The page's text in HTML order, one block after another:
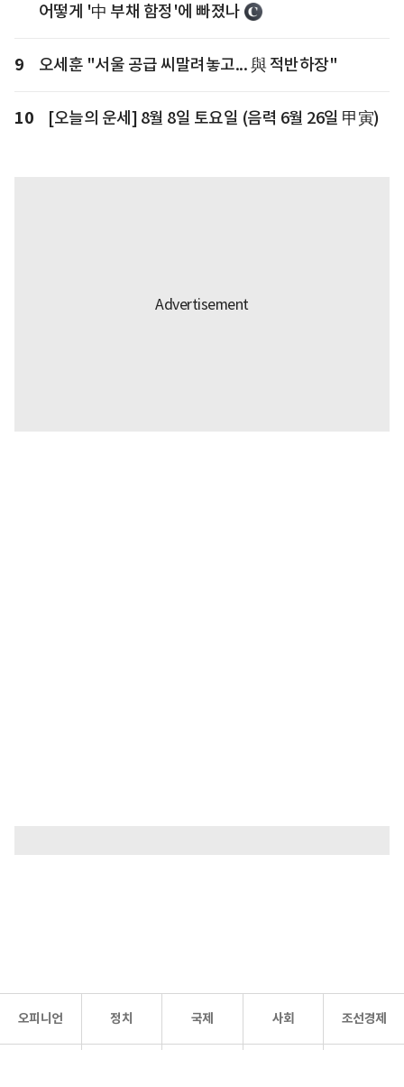
어떻게 '中 부채 함정'에 빠졌나
9 오세훈 "서울 공급 씨말려놓고... 與 적반하장"
10 [오늘의 운세] 8월 8일 토요일 (음력 6월 26일 甲寅)
오피니언 정치 국제 사회 조선경제